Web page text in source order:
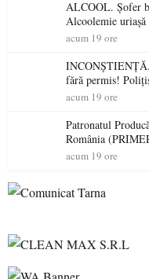
ALCOOL. Șofer
Alcoolemie
acum 19 ore
fără permis!
acum 19 ore
Patronatul
România
electrică a
acum 19 ore